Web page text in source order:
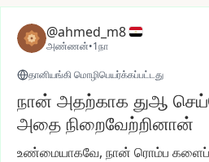
@ahmed_m8
அண்ணன்•1நா
தானியங்கி மொழிபெயர்க்கப்பட்டது
நான் அதற்காக துஆ
அதை நிறைவேற்றினான்
உண்மையாகவே, நான் ரொம்ப